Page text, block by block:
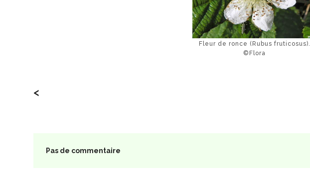
Fleur de ronce (Rubus fruticosus).
©Flora
<
Pas de commentaire